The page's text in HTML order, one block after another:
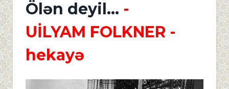
Ölən deyil... -
UİLYAM FOLKNER -
hekayə